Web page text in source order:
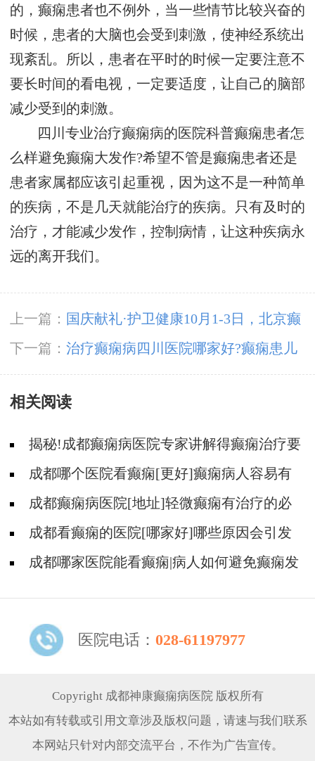
的，癫痫患者也不例外，当一些情节比较兴奋的
时候，患者的大脑也会受到刺激，使神经系统出
现紊乱。所以，患者在平时的时候一定要注意不
要长时间的看电视，一定要适度，让自己的脑部
减少受到的刺激。
四川专业治疗癫痫病的医院科普癫痫患者怎
么样避免癫痫大发作?希望不管是癫痫患者还是
患者家属都应该引起重视，因为这不是一种简单
的疾病，不是几天就能治疗的疾病。只有及时的
治疗，才能减少发作，控制病情，让这种疾病永
远的离开我们。
上一篇： 国庆献礼·护卫健康10月1-3日，北京癫
痫专家亲临神康免费会诊，还有免费专项检查和
超万元援助，速约!
下一篇： 治疗癫痫病四川医院哪家好?癫痫患儿
怎样饮食好?
相关阅读
揭秘!成都癫痫病医院专家讲解得癫痫治疗要
多少钱?
成都哪个医院看癫痫[更好]癫痫病人容易有
什么心理?
成都癫痫病医院[地址]轻微癫痫有治疗的必
要吗?成都看癫痫的医院[哪家好]哪些原因会引发
癫痫呢?
成都哪家医院能看癫痫|病人如何避免癫痫发
医院电话： 028-61197977
Copyright 成都神康癫痫病医院 版权所有
本站如有转载或引用文章涉及版权问题，请速与我们联系
本网站只针对内部交流平台，不作为广告宣传。